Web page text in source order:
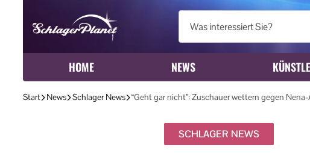
HOME NEWS
Start News Schlager News “Geht gar nicht”: Zuschauer wettern gegen
SCHLAGER NEWS